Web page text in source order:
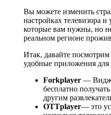
Вы можете изменить
настройках телевизора
которые вам нужны, но
реальном регионе
Итак, давайте
удобные приложения
Forkplayer —
бесплатно
другим
OTTplayer— это